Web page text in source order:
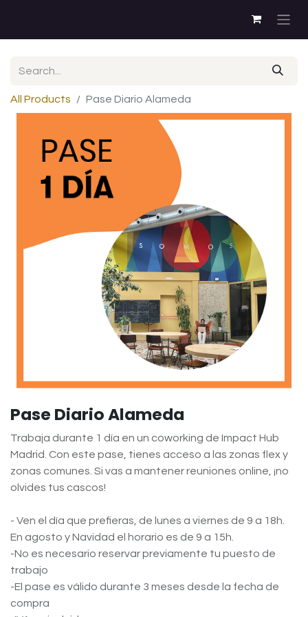
All Products Pase Diario Alameda
Pase Diario Alameda
Trabaja durante 1 día en un coworking de Impact Hub
Madrid. Con este pase, tienes acceso a las zonas flex y
zonas comunes. Si vas a mantener reuniones online, ¡no
olvides tus cascos!
- Ven el día que prefieras, de lunes a viernes de 9 a 18h.
En agosto y Navidad el horario es de 9 a 15h.
-No es necesario reservar previamente tu puesto de
trabajo
-El pase es válido durante 3 meses desde la fecha de
compra